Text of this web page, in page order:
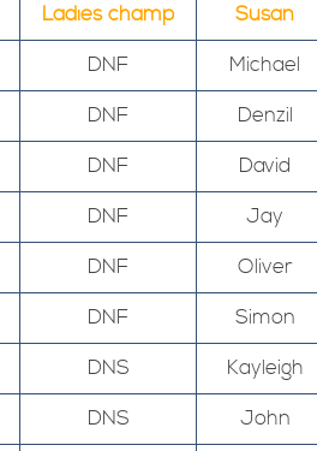
Ladies champ Susan
DNF Michael
DNF Denzil
DNF David
DNF Jay
DNF Oliver
DNF Simon
DNS Kayleigh
DNS John